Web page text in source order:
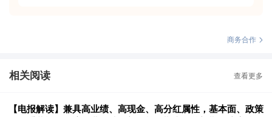
商务合作
相关阅读 查看更多
【电报解读】兼具高业绩、高现金、高分红属性，基本面、政策